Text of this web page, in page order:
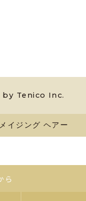
Tenico Inc.
イジング ヘアー
ら